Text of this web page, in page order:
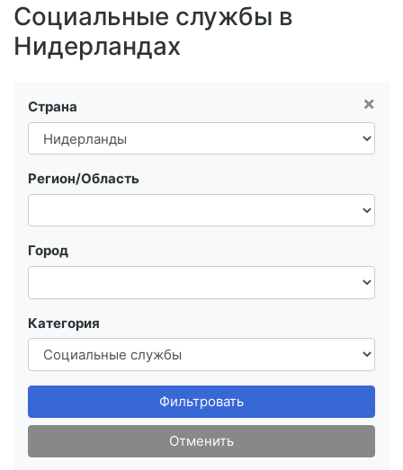
Социальные службы в
Нидерландах
×
Страна
Регион/Область
Город
Категория
Фильтровать
Отменить